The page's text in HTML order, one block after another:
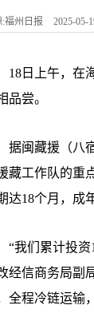
:福州日报 2025-05-
日上午，在海
品尝。
闽藏援（八宿
藏工作队的重
达18个月，成
们累计投资1
经信商务局副
全程冷链运输